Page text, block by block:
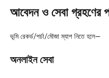
আবেদন ও সেবা গ্রহণের
ভূমি রেকর্ড/পর্চা/মৌজা ম্যাপ নিতে হলে—
অনলাইন সেবা